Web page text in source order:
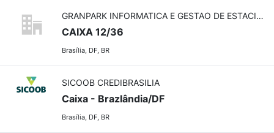
GRANPARK INFORMATICA E GESTAO DE ESTACIONAMENTOS 145DF LTDA
CAIXA 12/36
Brasília, DF, BR
SICOOB CREDIBRASILIA
Caixa - Brazlândia/DF
Brasília, DF, BR